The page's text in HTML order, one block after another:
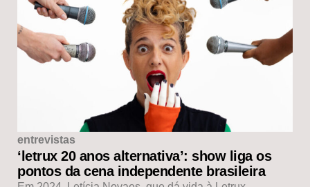
entrevistas
‘letrux 20 anos alternativa’: show liga os
pontos da cena independente brasileira